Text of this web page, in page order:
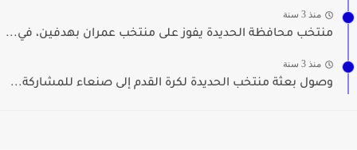
منذ 3 سنة
منتخب محافظة الحديدة يفوز على منتخب عمران بهدفين، في...
منذ 3 سنة
وصول بعثة منتخب الحديدة لكرة القدم إلى صنعاء للمشاركة...